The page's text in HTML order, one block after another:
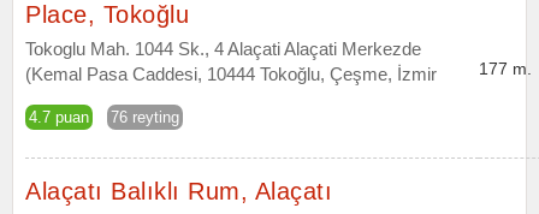
Place, Tokoğlu
Tokoglu Mah. 1044 Sk., 4 Alaçati Alaçati Merkezde
(Kemal Pasa Caddesi, 10444 Tokoğlu, Çeşme, İzmir
4.7 puan 76 reyting
177 m.
Alaçatı Balıklı Rum, Alaçatı